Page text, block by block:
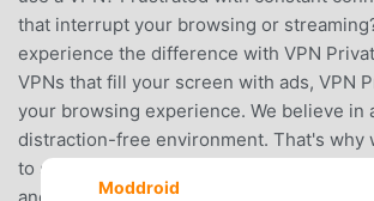
that interrupt your browsing or
experience the difference with VPN
VPNs that fill your screen with ads, VPN
your browsing experience. We believe in
distraction-free environment. That's why
to showing only two ads per session -
Moddroid